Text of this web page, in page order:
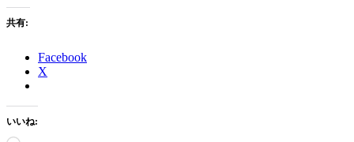
共有:
Facebook
X
いいね: